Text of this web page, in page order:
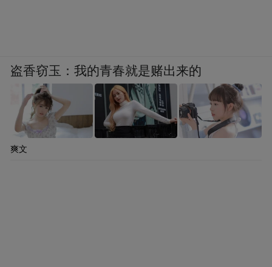
盗香窃玉：我的青春就是赌出来的
爽文